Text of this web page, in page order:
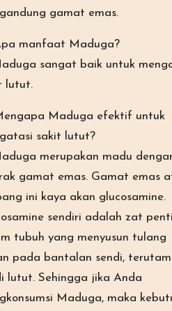
gamat emas.
manfaat Maduga?
sangat baik untuk
lutut.
Maduga efektif untuk
sakit lutut?
merupakan madu
gamat emas. Gamat emas
ini kaya akan glucosamine.
sendiri adalah zat
tubuh yang menyusun tulang
pada bantalan sendi,
lutut. Sehingga jika Anda
Maduga, maka